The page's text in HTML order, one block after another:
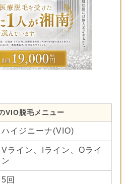
VIO脱毛メニュー
ハイジニーナ(VIO)
Vライン、Iライン、Oライ
ン
5回